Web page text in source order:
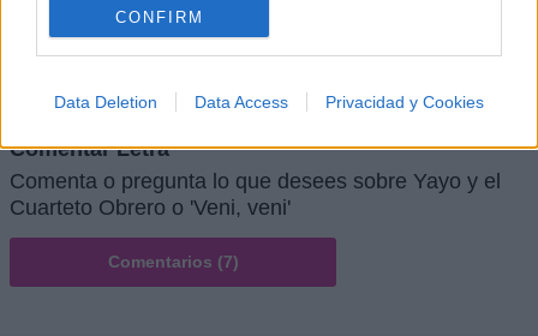
CONFIRM
Data Deletion Data Access Privacidad y Cookies
+ Letras de Música Latina
Lo Mejor de la Música Latina Novedades Música Latina
Comentar Letra
Comenta o pregunta lo que desees sobre Yayo y el
Cuarteto Obrero o 'Veni, veni'
Comentarios (7)